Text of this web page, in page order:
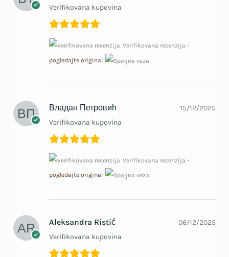
Verifikovana kupovina
Verifikovana recenzija -
pogledajte original
Владан Петровић
Verifikovana kupovina
15/12/2025
Verifikovana recenzija -
pogledajte original
Aleksandra Ristić
Verifikovana kupovina
06/12/2025